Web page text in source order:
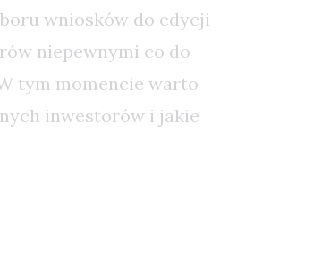
wniosków do edycji
niepewnymi co do
tym momencie warto
inwestorów i jakie